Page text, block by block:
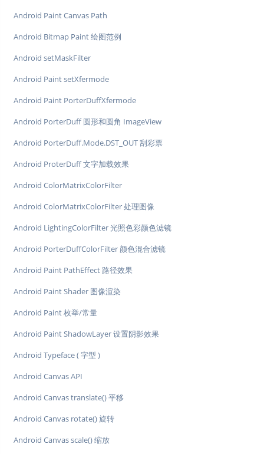
Android Paint Canvas Path
Android Bitmap Paint 绘图范例
Android setMaskFilter
Android Paint setXfermode
Android Paint PorterDuffXfermode
Android PorterDuff 圆形和圆角 ImageView
Android PorterDuff.Mode.DST_OUT 刮彩票
Android ProterDuff 文字加载效果
Android ColorMatrixColorFilter
Android ColorMatrixColorFilter 处理图像
Android LightingColorFilter 光照色彩颜色滤镜
Android PorterDuffColorFilter 颜色混合滤镜
Android Paint PathEffect 路径效果
Android Paint Shader 图像渲染
Android Paint 枚举/常量
Android Paint ShadowLayer 设置阴影效果
Android Typeface ( 字型 )
Android Canvas API
Android Canvas translate() 平移
Android Canvas rotate() 旋转
Android Canvas scale() 缩放